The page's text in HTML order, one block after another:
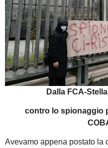
Dalla FCA-
contro lo spionaggio
Avevamo appena postato la